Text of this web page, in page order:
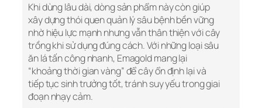
Khi dùng lâu dài, dòng sản phẩm này còn giúp
xây dựng thói quen quản lý sâu bệnh bền vững
nhờ hiệu lực mạnh nhưng vẫn thân thiện với cây
trồng khi sử dụng đúng cách. Với những loại sâu
ăn lá tấn công nhanh, Emagold mang lại
“khoảng thời gian vàng” để cây ổn định lại và
tiếp tục sinh trưởng tốt, tránh suy yếu trong giai
đoạn nhạy cảm.